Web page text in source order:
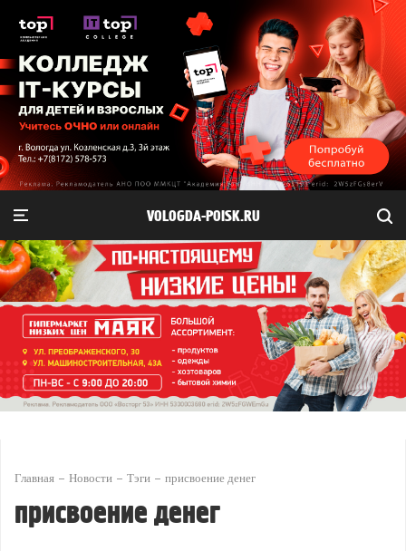
VOLOGDA-POISK.RU
Главная Новости Тэги присвоение денег
присвоение денег